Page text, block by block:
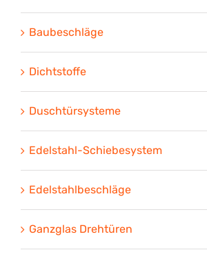
Baubeschläge
Dichtstoffe
Duschtürsysteme
Edelstahl-Schiebesystem
Edelstahlbeschläge
Ganzglas Drehtüren